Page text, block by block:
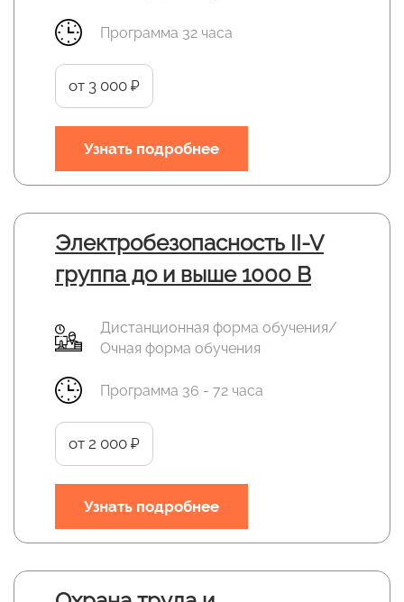
Программа 32 часа
от 3 000 ₽
Узнать подробнее
Электробезопасность II-V
группа до и выше 1000 В
Дистанционная форма обучения/
Очная форма обучения
Программа 36 - 72 часа
от 2 000 ₽
Узнать подробнее